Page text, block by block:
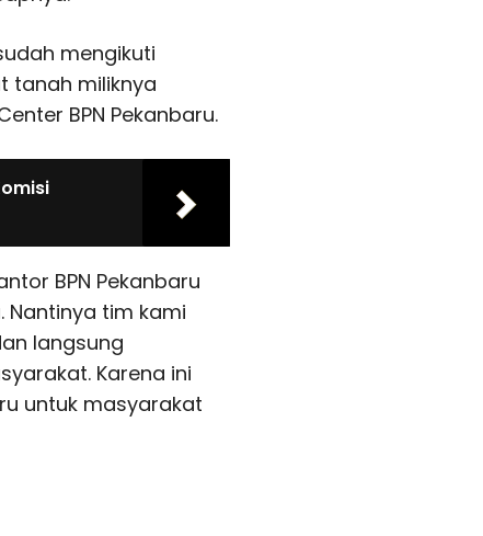
mengikuti
tanah miliknya
BPN Pekanbaru.
BPN Pekanbaru
Nantinya tim kami
langsung
Karena ini
untuk masyarakat